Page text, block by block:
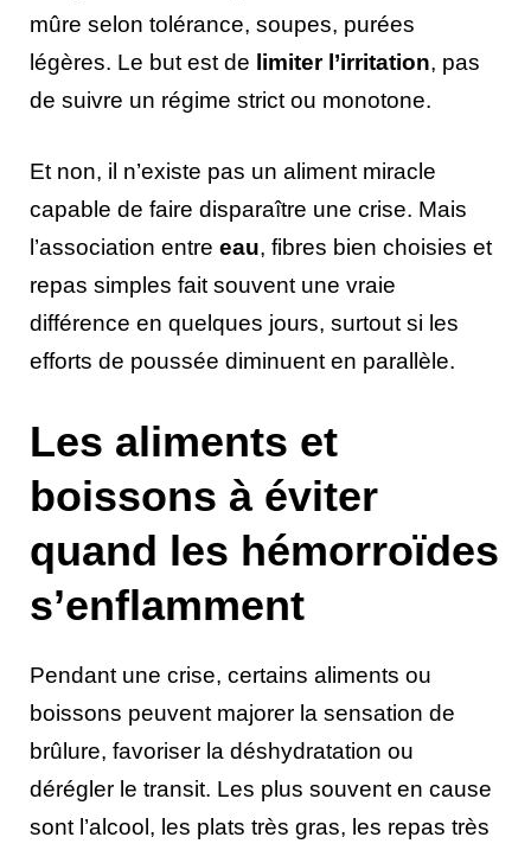
mûre selon tolérance, soupes, purées
légères. Le but est de limiter l’irritation, pas
de suivre un régime strict ou monotone.
Et non, il n’existe pas un aliment miracle
capable de faire disparaître une crise. Mais
l’association entre eau, fibres bien choisies et
repas simples fait souvent une vraie
différence en quelques jours, surtout si les
efforts de poussée diminuent en parallèle.
Les aliments et
boissons à éviter
quand les hémorroïdes
s’enflamment
Pendant une crise, certains aliments ou
boissons peuvent majorer la sensation de
brûlure, favoriser la déshydratation ou
dérégler le transit. Les plus souvent en cause
sont l’alcool, les plats très gras, les repas très